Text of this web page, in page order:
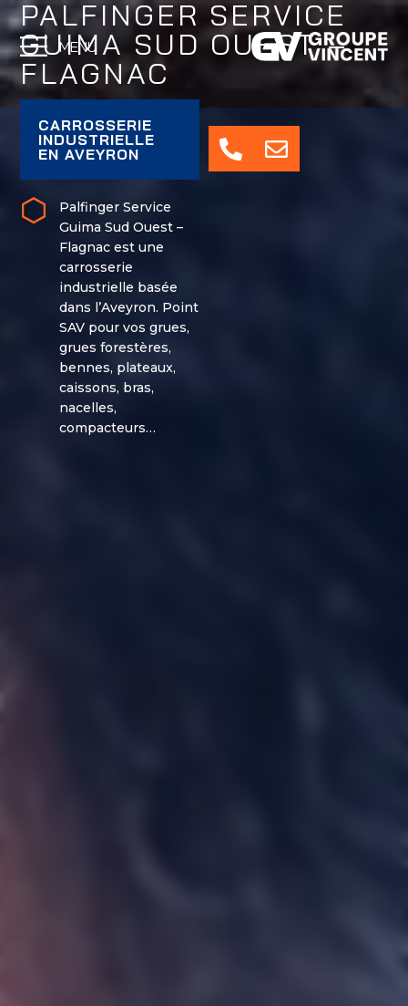
MENU
PALFINGER SERVICE
GUIMA SUD OUEST –
FLAGNAC
CARROSSERIE
INDUSTRIELLE
EN AVEYRON
Palfinger Service
Guima Sud Ouest –
Flagnac est une
carrosserie
industrielle basée
dans l’Aveyron. Point
SAV pour vos grues,
grues forestères,
bennes, plateaux,
caissons, bras,
nacelles,
compacteurs…